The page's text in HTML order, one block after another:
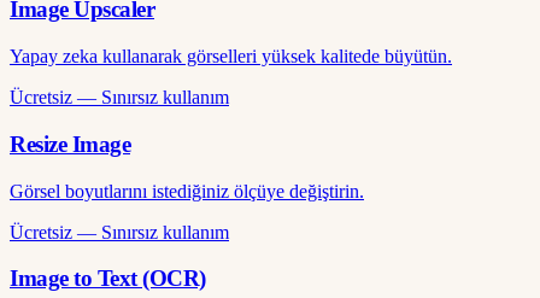
Image Upscaler
Yapay zeka kullanarak görselleri yüksek kalitede büyütün.
Ücretsiz — Sınırsız kullanım
Resize Image
Görsel boyutlarını istediğiniz ölçüye değiştirin.
Ücretsiz — Sınırsız kullanım
Image to Text (OCR)